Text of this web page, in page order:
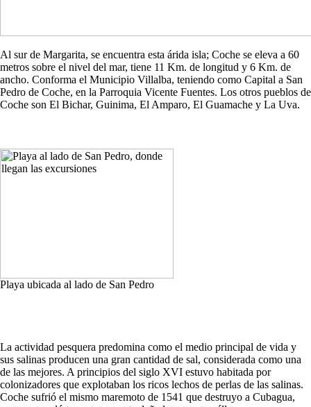
Al sur de Margarita, se encuentra esta árida isla; Coche se eleva a 60
metros sobre el nivel del mar, tiene 11 Km. de longitud y 6 Km. de
ancho. Conforma el Municipio Villalba, teniendo como Capital a San
Pedro de Coche, en la Parroquia Vicente Fuentes. Los otros pueblos de
Coche son El Bichar, Guinima, El Amparo, El Guamache y La Uva.
Playa ubicada al lado de San Pedro
La actividad pesquera predomina como el medio principal de vida y
sus salinas producen una gran cantidad de sal, considerada como una
de las mejores. A principios del siglo XVI estuvo habitada por
colonizadores que explotaban los ricos lechos de perlas de las salinas.
Coche sufrió el mismo maremoto de 1541 que destruyo a Cubagua,